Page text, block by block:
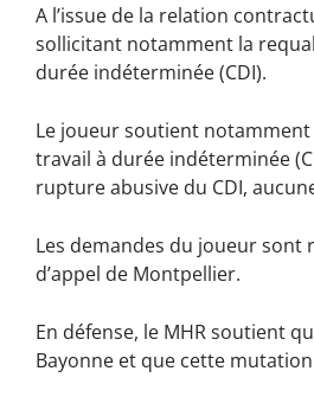
A l’issue de la relation
sollicitant notamment la
durée indéterminée (CDI).
Le joueur soutient notamment
travail à durée indéterminée
rupture abusive du CDI,
Les demandes du joueur sont
d’appel de Montpellier.
En défense, le MHR soutient
Bayonne et que cette